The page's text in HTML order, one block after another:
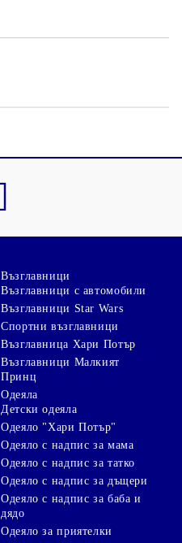
Възглавници
Възглавници с автомобили
Възглавници Star Wars
Спортни възглавници
Възглавница Хари Потър
Възглавници Малкият
Принц
Одеяла
Детски одеяла
Одеяло "Хари Потър"
Одеяло с надпис за мама
Одеяло с надпис за татко
Одеяло с надпис за дъщери
Одеяло с надпис за баба и
дядо
Одеяло за приятелки